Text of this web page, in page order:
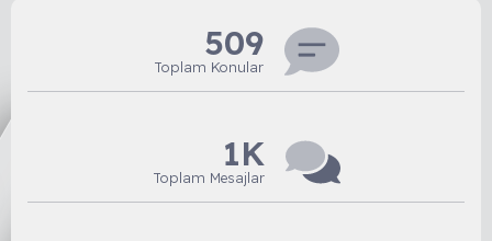
509
Toplam Konular
1K
Toplam Mesajlar